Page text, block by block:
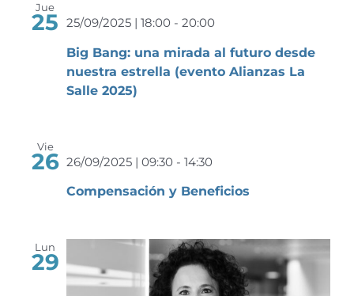
Jue
25
Big Bang: una mirada al futuro desde
nuestra estrella (evento Alianzas La
Salle 2025)
25/09/2025 | 18:00 - 20:00
Vie
26
Compensación y Beneficios
26/09/2025 | 09:30 - 14:30
Lun
29